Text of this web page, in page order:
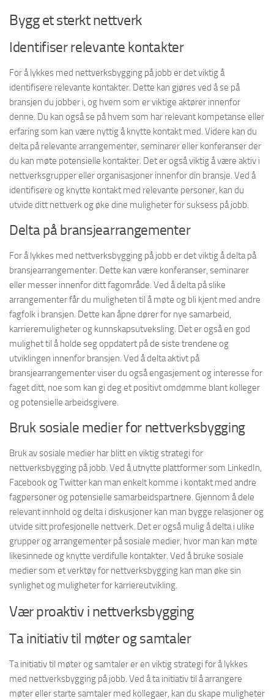
Bygg et sterkt nettverk
Identifiser relevante kontakter
For å lykkes med nettverksbygging på jobb er det viktig å
identifisere relevante kontakter. Dette kan gjøres ved å se på
bransjen du jobber i, og hvem som er viktige aktører innenfor
denne. Du kan også se på hvem som har relevant kompetanse eller
erfaring som kan være nyttig å knytte kontakt med. Videre kan du
delta på relevante arrangementer, seminarer eller konferanser der
du kan møte potensielle kontakter. Det er også viktig å være aktiv i
nettverksgrupper eller organisasjoner innenfor din bransje. Ved å
identifisere og knytte kontakt med relevante personer, kan du
utvide ditt nettverk og øke dine muligheter for suksess på jobb.
Delta på bransjearrangementer
For å lykkes med nettverksbygging på jobb er det viktig å delta på
bransjearrangementer. Dette kan være konferanser, seminarer
eller messer innenfor ditt fagområde. Ved å delta på slike
arrangementer får du muligheten til å møte og bli kjent med andre
fagfolk i bransjen. Dette kan åpne dører for nye samarbeid,
karrieremuligheter og kunnskapsutveksling. Det er også en god
mulighet til å holde seg oppdatert på de siste trendene og
utviklingen innenfor bransjen. Ved å delta aktivt på
bransjearrangementer viser du også engasjement og interesse for
faget ditt, noe som kan gi deg et positivt omdømme blant kolleger
og potensielle arbeidsgivere.
Bruk sosiale medier for nettverksbygging
Bruk av sosiale medier har blitt en viktig strategi for
nettverksbygging på jobb. Ved å utnytte plattformer som LinkedIn,
Facebook og Twitter kan man enkelt komme i kontakt med andre
fagpersoner og potensielle samarbeidspartnere. Gjennom å dele
relevant innhold og delta i diskusjoner kan man bygge relasjoner og
utvide sitt profesjonelle nettverk. Det er også mulig å delta i ulike
grupper og arrangementer på sosiale medier, hvor man kan møte
likesinnede og knytte verdifulle kontakter. Ved å bruke sosiale
medier som et verktøy for nettverksbygging kan man øke sin
synlighet og muligheter for karriereutvikling.
Vær proaktiv i nettverksbygging
Ta initiativ til møter og samtaler
Ta initiativ til møter og samtaler er en viktig strategi for å lykkes
med nettverksbygging på jobb. Ved å ta initiativ til å arrangere
møter eller starte samtaler med kollegaer, kan du skape muligheter